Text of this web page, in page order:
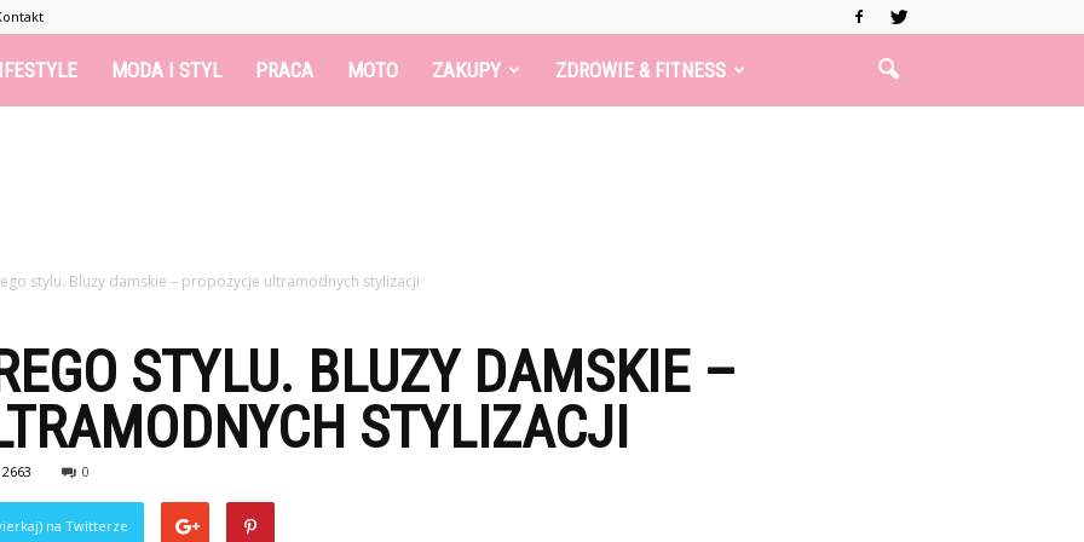
MODA I STYL PRACA MOTO ZAKUPY ZDROWIE & FITNESS
stylu. Bluzy damskie – propozycje ultramodnych stylizacji
STYLU. BLUZY DAMSKIE –
STYLIZACJI
2663 0
na Twitterze